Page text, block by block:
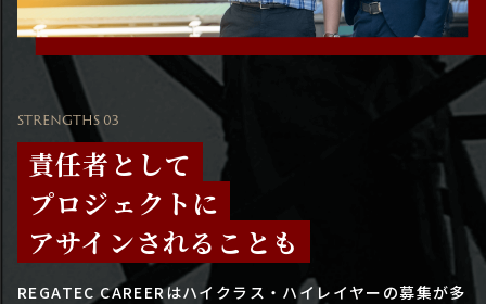
STRENGTHS 03
責任者として
プロジェクトに
アサインされることも
REGATEC CAREERはハイクラス・ハイレイヤーの募集が多